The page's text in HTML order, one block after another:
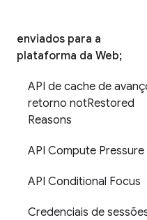
enviados para a
plataforma da Web;
API de cache de
retorno notRestored
Reasons
API Compute Pressure
API Conditional Focus
Credenciais de